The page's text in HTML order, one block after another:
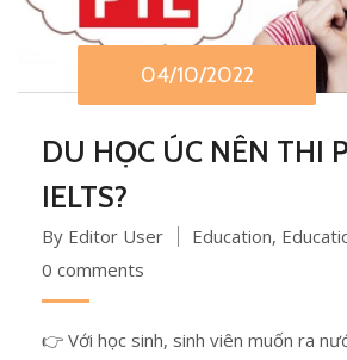
04/10/2022
DU HỌC ÚC NÊN THI
IELTS?
By Editor User Education,
0 comments
👉 Với học sinh, sinh viên muốn ra